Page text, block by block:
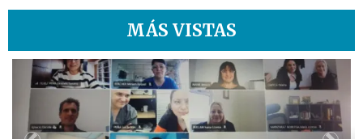
MÁS VISTAS
1